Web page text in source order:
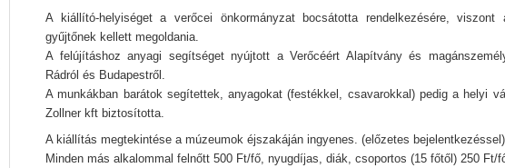
A kiállító-helyiséget a verőcei önkormányzat bocsátotta rendelkezésére,
gyűjtőnek kellett megoldania.
A felújításhoz anyagi segítséget nyújtott a Verőcéért Alapítvány és
Rádról és Budapestről.
A munkákban barátok segítettek, anyagokat (festékkel, csavarokkal) pedig a helyi
Zollner kft biztosította.
A kiállítás megtekintése a múzeumok éjszakáján ingyenes. (előzetes bejelentkezéssel)
Minden más alkalommal felnőtt 500 Ft/fő, nyugdíjas, diák, csoportos (15 főtől) 250 Ft/